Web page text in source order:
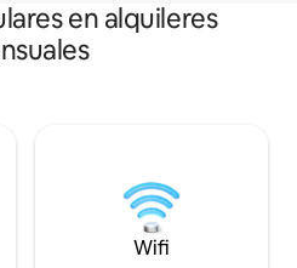
en alquileres
Wifi